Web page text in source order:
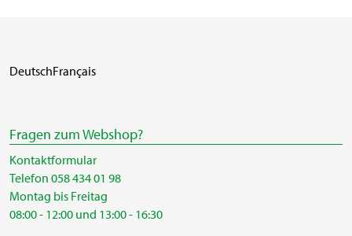
DeutschFrançais
Fragen zum Webshop?
Kontaktformular
Telefon 058 434 01 98
Montag bis Freitag
08:00 - 12:00 und 13:00 - 16:30